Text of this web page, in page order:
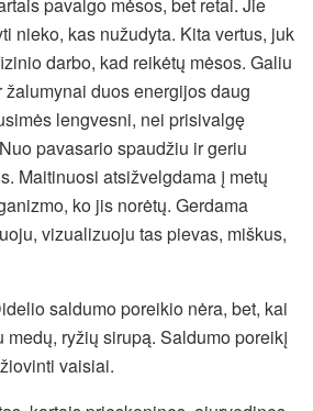
nieko, kas nužudyta. Kita vertus, juk
darbo, kad reikėtų mėsos. Galiu
duos energijos daug
lengvesni, nei prisivalgę
pavasario spaudžiu ir geriu
Maitinuosi atsižvelgdama į metų
ko jis norėtų. Gerdama
vizualizuoju tas pievas, miškus,
saldumo poreikio nėra, bet, kai
medų, ryžių sirupą. Saldumo poreikį
vaisiai.